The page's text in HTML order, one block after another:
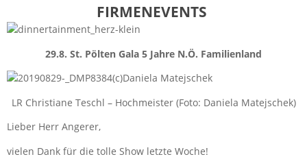
FIRMENEVENTS
29.8. St. Pölten Gala 5 Jahre N.Ö. Familienland
LR Christiane Teschl – Hochmeister (Foto: Daniela Matejschek)
Lieber Herr Angerer,
vielen Dank für die tolle Show letzte Woche!